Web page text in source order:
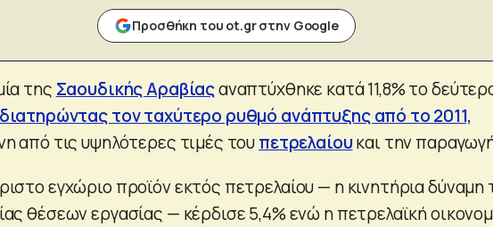
Προσθήκη του ot.gr στην Google
της Σαουδικής Αραβίαςαναπτύχθηκε κατά 11,8% το
διατηρώντας τον ταχύτερο ρυθμό ανάπτυξης από το 2011,
από τις υψηλότερες τιμές τουπετρελαίουκαι την
εγχώριο προϊόν εκτός πετρελαίου — η κινητήρια δύναμη
θέσεων εργασίας — κέρδισε 5,4% ενώ η πετρελαϊκή